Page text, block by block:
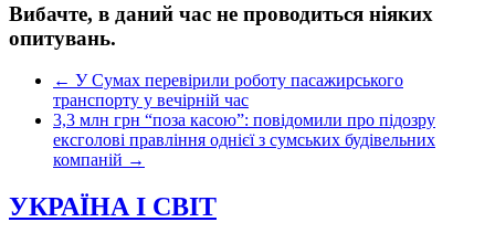
Вибачте, в даний час не проводиться ніяких
опитувань.
← У Сумах перевірили роботу пасажирського
транспорту у вечірній час
3,3 млн грн “поза касою”: повідомили про підозру
ексголові правління однієї з сумських будівельних
компаній →
УКРАЇНА І СВІТ